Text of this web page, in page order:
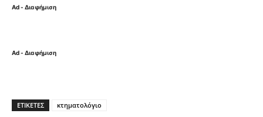
Ad - Διαφήμιση
Ad - Διαφήμιση
ΕΤΙΚΈΤΕΣ κτηματολόγιο